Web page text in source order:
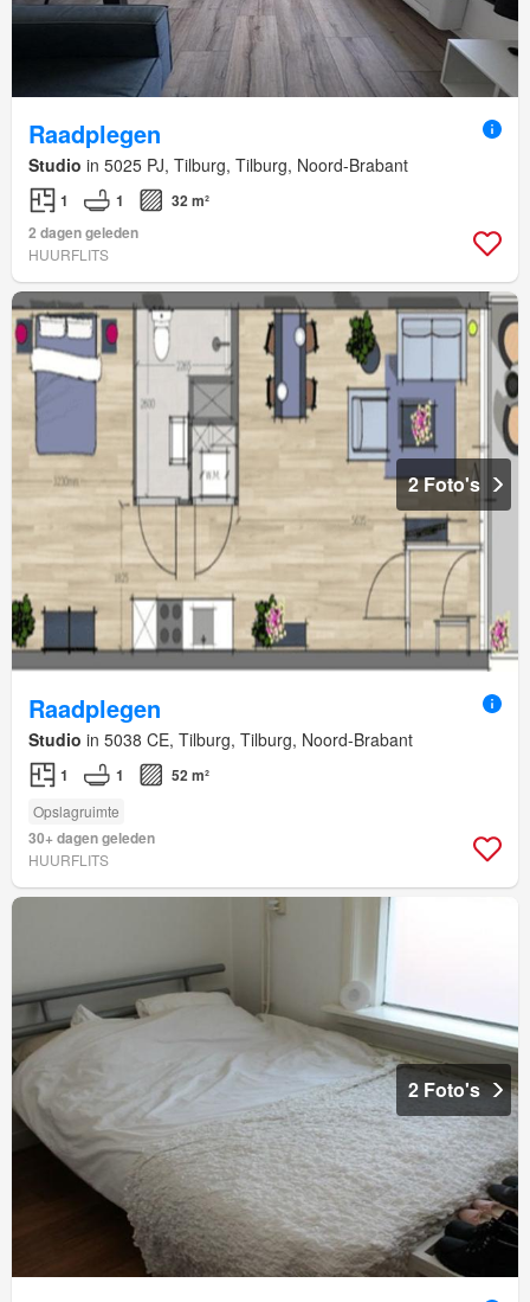
Raadplegen
Studio in 5025 PJ, Tilburg, Tilburg, Noord-Brabant
1 1
32 m²
2 dagen geleden
HUURFLITS
2 Foto's
Raadplegen
Studio in 5038 CE, Tilburg, Tilburg, Noord-Brabant
1 1 52 m²
Opslagruimte
30+ dagen geleden
HUURFLITS
2 Foto's